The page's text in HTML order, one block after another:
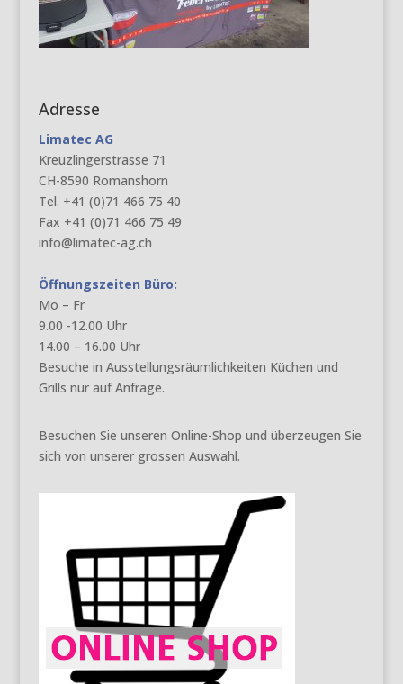
Adresse
Limatec AG
Kreuzlingerstrasse 71
CH-8590 Romanshorn
Tel. +41 (0)71 466 75 40
Fax +41 (0)71 466 75 49
info@limatec-ag.ch
Öffnungszeiten Büro:
Mo – Fr
9.00 -12.00 Uhr
14.00 – 16.00 Uhr
Besuche in Ausstellungsräumlichkeiten Küchen und
Grills nur auf Anfrage.
Besuchen Sie unseren Online-Shop und überzeugen Sie
sich von unserer grossen Auswahl.